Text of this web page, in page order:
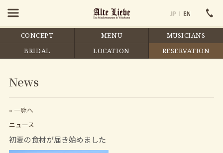
CONCEPT MENU
MUSICIANS
BRIDAL
LOCATION RESERVATION
News
« 一覧へ
ニュース
初夏の食材が届き始めました